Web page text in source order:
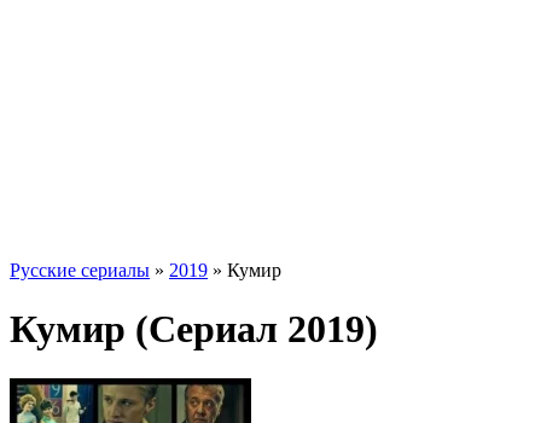
Русские сериалы » 2019 » Кумир
Кумир (Сериал 2019)